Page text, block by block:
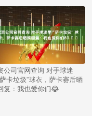
公司官网查询 对手球迷
卡垃圾”球衣，萨卡赛后晒
复：我也爱你们😂